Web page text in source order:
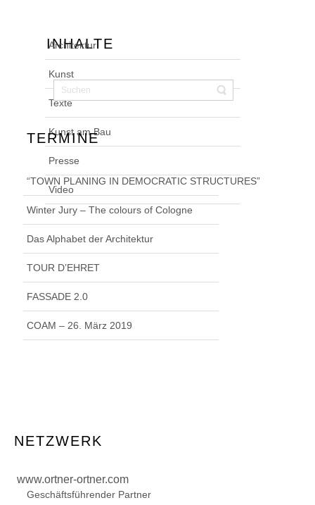
Architektur
Kunst
Texte
Kunst am Bau
Presse
Video
INHALTE
TERMINE
“TOWN PLANING IN DEMOCRATIC STRUCTURES”
Winter Jury – The colours of Cologne
Das Alphabet der Architektur
TOUR D’EHRET
FASSADE 2.0
COAM – 26. März 2019
NETZWERK
www.ortner-ortner.com
Geschäftsführender Partner